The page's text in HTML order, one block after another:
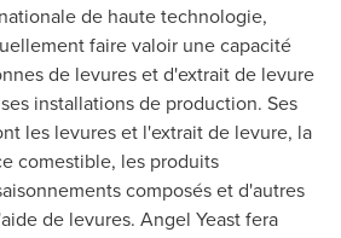
de haute technologie,
faire valoir une capacité
de levures et d'extrait de levure
installations de production. Ses
les levures et l'extrait de levure, la
comestible, les produits
composés et d'autres
de levures. Angel Yeast fera